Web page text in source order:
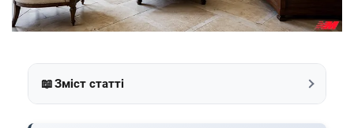
📖Зміст статті